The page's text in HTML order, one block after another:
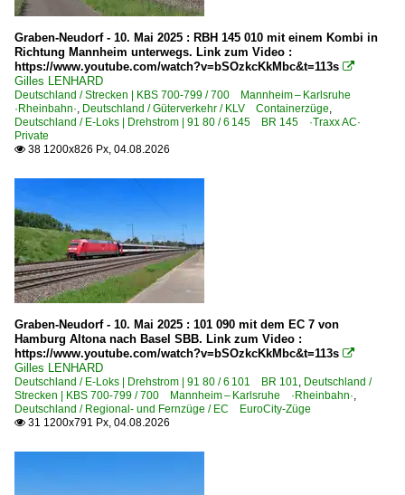
6 182 BR 182 ·ES 64 U2· Private
6 183 BR 183 ·ES 64 U4·
6 185 BR 185 ·Traxx AC1/2·
6 185 BR 185 ·Traxx AC1/2· Lokportaits
6 185 BR 185 ·Traxx AC1/2· Private
6 187 BR 187 ·Traxx AC3·
6 187 BR 187 ·Traxx AC3· Private
6 188 BR 188 ·Traxx MS3 Atlas· F/P tauglich
6 189 BR 189 ·ES 64 F4·
6 189 BR 189 ·ES 64 F4· Private
6 192 BR 192 ·Smartron·
6 193 ¦ 7 193 BR 193 ·Vectron AC/MS· 'X4 E' Private
6 193 BR 193 ·Vectron AC Batterie-Modul· Private
6 193 BR 193 ·Vectron AC/MS·
Graben-Neudorf - 10. Mai 2025 : RBH 145 010 mit einem Kombi in
Richtung Mannheim unterwegs. Link zum Video :
https://www.youtube.com/watch?v=bSOzkcKkMbc&t=113s 
Gilles LENHARD
Deutschland / Strecken | KBS 700-799 / 700 Mannheim – Karlsruhe
·Rheinbahn·, Deutschland / Güterverkehr / KLV Containerzüge,
Deutschland / E-Loks | Drehstrom | 91 80 / 6 145 BR 145 ·Traxx AC·
Private
 38 1200x826 Px, 04.08.2026
Graben-Neudorf - 10. Mai 2025 : 101 090 mit dem EC 7 von
Hamburg Altona nach Basel SBB. Link zum Video :
https://www.youtube.com/watch?v=bSOzkcKkMbc&t=113s 
Gilles LENHARD
Deutschland / E-Loks | Drehstrom | 91 80 / 6 101 BR 101, Deutschland /
Strecken | KBS 700-799 / 700 Mannheim – Karlsruhe ·Rheinbahn·,
Deutschland / Regional- und Fernzüge / EC EuroCity-Züge
 31 1200x791 Px, 04.08.2026